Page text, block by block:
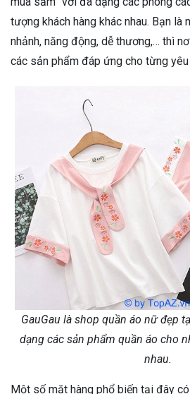
tượng khách hàng khác nhau. Bạn
nhảnh, năng động, dễ thương,… thì
các sản phẩm đáp ứng cho từng yêu
GauGau là shop quần áo nữ đẹp
dạng các sản phẩm quần áo cho
nhau.
Một số mặt hàng phổ biến tại đây